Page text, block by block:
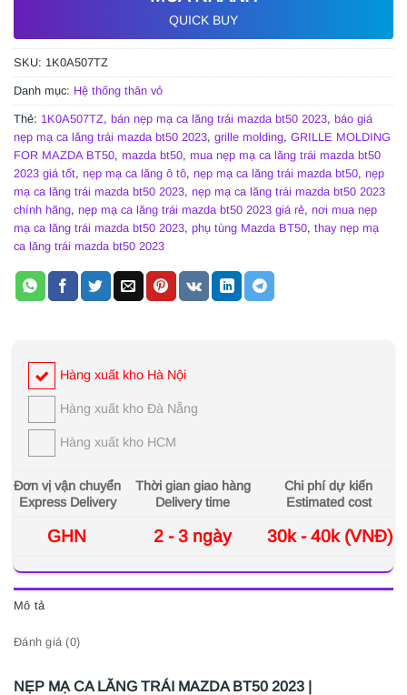
QUICK BUY
SKU: 1K0A507TZ
Danh mục: Hệ thống thân vỏ
Thẻ: 1K0A507TZ, bán nẹp mạ ca lăng trái mazda bt50 2023, báo giá
nẹp mạ ca lăng trái mazda bt50 2023, grille molding, GRILLE MOLDING
FOR MAZDA BT50, mazda bt50, mua nẹp mạ ca lăng trái mazda bt50
2023 giá tốt, nẹp mạ ca lăng ô tô, nẹp mạ ca lăng trái mazda bt50, nẹp
mạ ca lăng trái mazda bt50 2023, nẹp mạ ca lăng trái mazda bt50 2023
chính hãng, nẹp mạ ca lăng trái mazda bt50 2023 giá rẻ, nơi mua nẹp
mạ ca lăng trái mazda bt50 2023, phụ tùng Mazda BT50, thay nẹp mạ
ca lăng trái mazda bt50 2023
Hàng xuất kho Hà Nội
Hàng xuất kho Đà Nẵng
Hàng xuất kho HCM
Đơn vị vận chuyển
Express Delivery
Thời gian giao hàng
Delivery time
Chi phí dự kiến
Estimated cost
GHN 2 - 3 ngày 30k - 40k (VNĐ)
Mô tả
Đánh giá (0)
NẸP MẠ CA LĂNG TRÁI MAZDA BT50 2023 |